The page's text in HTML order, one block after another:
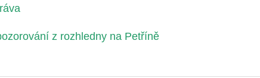
z rozhledny na Petříně